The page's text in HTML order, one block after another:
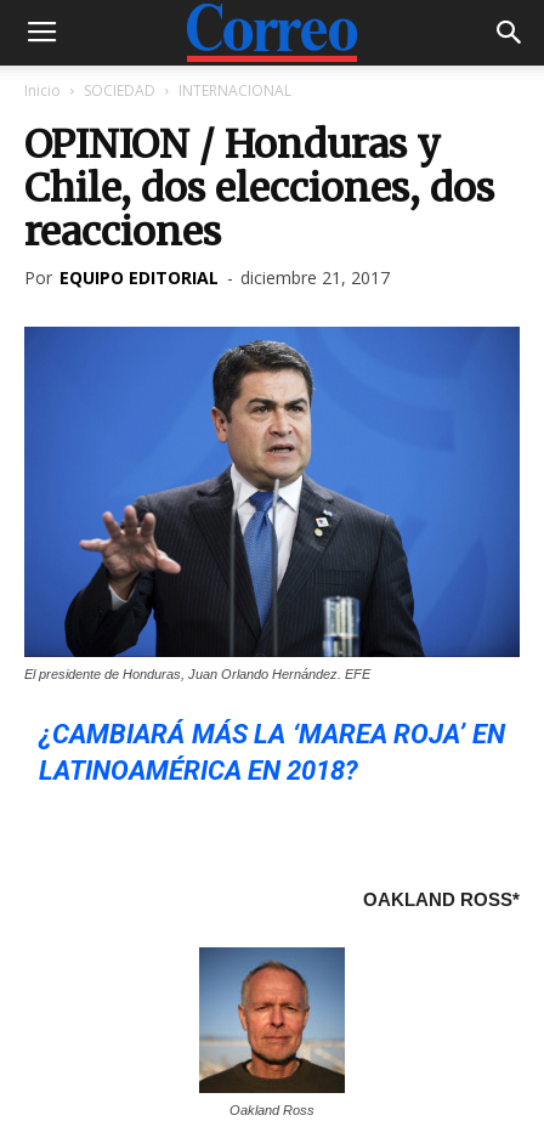
Inicio SOCIEDAD INTERNACIONAL
OPINION / Honduras y
Chile, dos elecciones, dos
reacciones
Por EQUIPO EDITORIAL - diciembre 21, 2017
El presidente de Honduras, Juan Orlando Hernández. EFE
¿CAMBIARÁ MÁS LA ‘MAREA ROJA’ EN
LATINOAMÉRICA EN 2018?
OAKLAND ROSS*
Oakland Ross